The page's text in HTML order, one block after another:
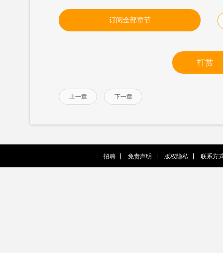
订阅全部章节
打赏
上一章 下一章
招聘 免责声明 版权隐私 联系方